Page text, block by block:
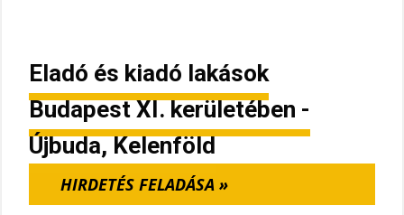
Eladó és kiadó lakások
Budapest XI. kerületében -
Újbuda, Kelenföld
HIRDETÉS FELADÁSA »